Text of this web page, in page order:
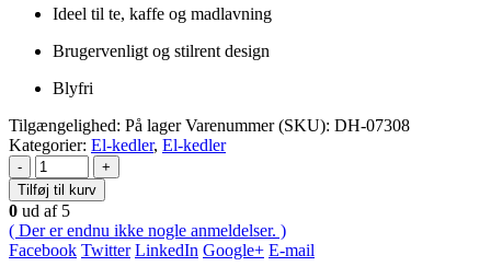
Ideel til te, kaffe og madlavning
Brugervenligt og stilrent design
Blyfri
Tilgængelighed: På lager Varenummer (SKU): DH-07308
Kategorier: El-kedler, El-kedler
-
+
Tilføj til kurv
0 ud af 5
( Der er endnu ikke nogle anmeldelser. )
Facebook Twitter LinkedIn Google+ E-mail